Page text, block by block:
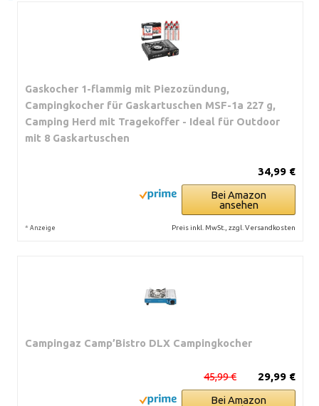
Gaskocher 1-flammig mit Piezozündung,
Campingkocher für Gaskartuschen MSF-1a 227 g,
Camping Herd mit Tragekoffer - Ideal für Outdoor
mit 8 Gaskartuschen
34,99 €
Bei Amazon
ansehen
* Anzeige Preis inkl. MwSt., zzgl. Versandkosten
Campingaz Camp’Bistro DLX Campingkocher
29,99 €
45,99 €
Bei Amazon